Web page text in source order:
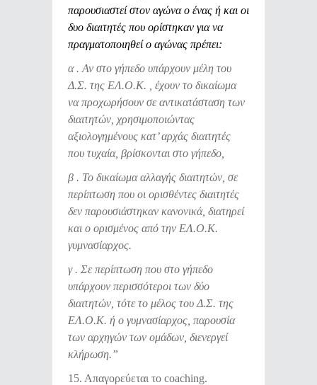
παρουσιαστεί στον αγώνα ο ένας ή και οι
δυο διαιτητές που ορίστηκαν για να
πραγματοποιηθεί ο αγώνας πρέπει:
α . Αν στο γήπεδο υπάρχουν μέλη του
Δ.Σ. της ΕΛ.Ο.Κ. , έχουν το δικαίωμα
να προχωρήσουν σε αντικατάσταση των
διαιτητών, χρησιμοποιώντας
αξιολογημένους κατ’ αρχάς διαιτητές
που τυχαία, βρίσκονται στο γήπεδο,
β . Το δικαίωμα αλλαγής διαιτητών, σε
περίπτωση που οι ορισθέντες διαιτητές
δεν παρουσιάστηκαν κανονικά, διατηρεί
και ο ορισμένος από την ΕΛ.Ο.Κ.
γυμνασίαρχος.
γ . Σε περίπτωση που στο γήπεδο
υπάρχουν περισσότεροι των δύο
διαιτητών, τότε το μέλος του Δ.Σ. της
ΕΛ.Ο.Κ. ή ο γυμνασίαρχος, παρουσία
των αρχηγών των ομάδων, διενεργεί
κλήρωση.”
15. Απαγορεύεται το coaching.